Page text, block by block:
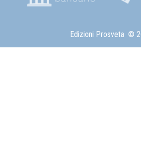
Edizioni Prosveta ©